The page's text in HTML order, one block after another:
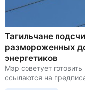
Тагильчане
размороженных
энергетиков
Мэр советует готовить
ссылаются на